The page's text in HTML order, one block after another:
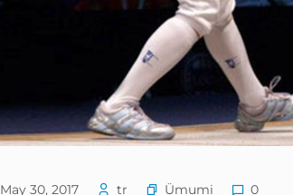
May 30, 2017 tr Ümumi 0